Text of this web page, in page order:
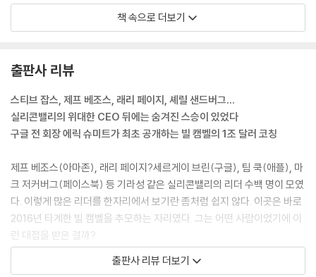
었다. 그 후 몇 번이고 새로운 상황에 맞닥뜨릴 때마다 우리는 “빌이라면
뭘 했을까?”라고 스스로 물어봤다. 코치는 이 상황에 어떻게 대처할까?
당신이 성공하려면 어떻게 사람들을 불러 모아 도움을 받을 수 있을까요?
독재자가 되어서는 할 수 없습니다. 그렇다고 그들에게 무엇을 해야 하는
지 하나씩 알려줄 수도 없는 노릇이죠. 바로 당신과 함께 한배에 탔다는 느
낌, 그럼으로써 자신의 가치가 제대로 평가받고 있음을 확인시켜주세요.
--- p.62
빌은 관리자의 핵심 업무 중 하나가 의사결정을 촉진하는 것이라고 믿었
다. 그리고 자신만의 노하우가 있었다. 그는 딱히 민주적인 방식을 고집하
지도 않았다. (…) 빌은 마지막 순간까지 의견과 생각을 교환하고 조율해
최고의 결과물을 만드는 합주단과 같은 조직을 원했고, 언제나 사내 정치
에서 자유로운 환경을 만들고자 했다.
책 속으로 더보기
출판사 리뷰
스티브 잡스, 제프 베조스, 래리 페이지, 셰릴 샌드버그…
실리콘밸리의 위대한 CEO 뒤에는 숨겨진 스승이 있었다
구글 전 회장 에릭 슈미트가 최초 공개하는 빌 캠벨의 1조 달러 코칭
제프 베조스(아마존), 래리 페이지?세르게이 브린(구글), 팀 쿡(애플), 마
크 저커버그(페이스북) 등 기라성 같은 실리콘밸리의 리더 수백 명이 모였
다. 이렇게 많은 리더를 한자리에서 보기란 좀처럼 쉽지 않다. 이곳은 바로
2016년 타계한 빌 캠벨을 추모하는 자리였다. 그는 어떤 사람이었기에 이
런 대접을 받은 걸까?
빌 캠벨은 애플, 구글, 인투이트 등 위대한 실리콘밸리 기업들의 성공에 결
출판사 리뷰 더보기